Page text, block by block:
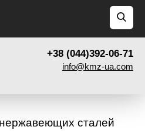
+38 (044)392-06-71
info@kmz-ua.com
сталей